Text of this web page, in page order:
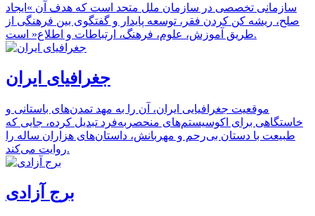
سازمانی تخصصی در سازمان ملل متحد است که هدف آن »ایجاد
صلح، ریشه کن کردن فقر، توسعه پایدار و گفتگوی بین فرهنگی از
طریق آموزش، علوم، فرهنگ، ارتباطات و اطلاع« است.
جغرافیای ایران
موقعیت جغرافیایی ایران، آن را به مهد تمدن‌های باستانی و
خاستگاهی برای اکوسیستم‌های منحصربه‌فرد تبدیل کرده، جایی که
طبیعت با دستان بی‌رحم و مهربانش، داستان‌های هزاران ساله را
روایت می‌کند.
برج آزادی